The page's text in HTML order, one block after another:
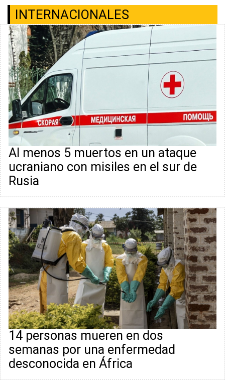
INTERNACIONALES
Al menos 5 muertos en un ataque
ucraniano con misiles en el sur de
Rusia
14 personas mueren en dos
semanas por una enfermedad
desconocida en África